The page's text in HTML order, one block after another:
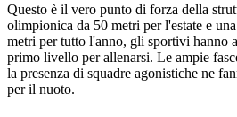
Questo è il vero punto di forza della
olimpionica da 50 metri per l'estate e
metri per tutto l'anno, gli sportivi hanno
primo livello per allenarsi. Le ampie
la presenza di squadre agonistiche ne
per il nuoto.